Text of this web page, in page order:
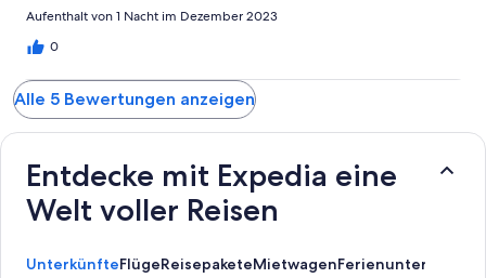
Aufenthalt von 1 Nacht im Dezember 2023
0
Alle 5 Bewertungen anzeigen
Entdecke mit Expedia eine
Welt voller Reisen
UnterkünfteFlügeReisepaketeMietwagenFerienunterkünfte